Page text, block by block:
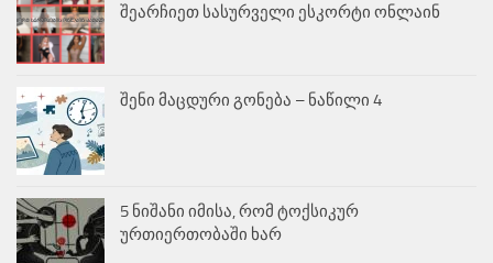
შეარჩიეთ სასურველი ესკორტი ონლაინ
შენი მაცდური გონება – ნაწილი 4
5 ნიშანი იმისა, რომ ტოქსიკურ
ურთიერთობაში ხარ